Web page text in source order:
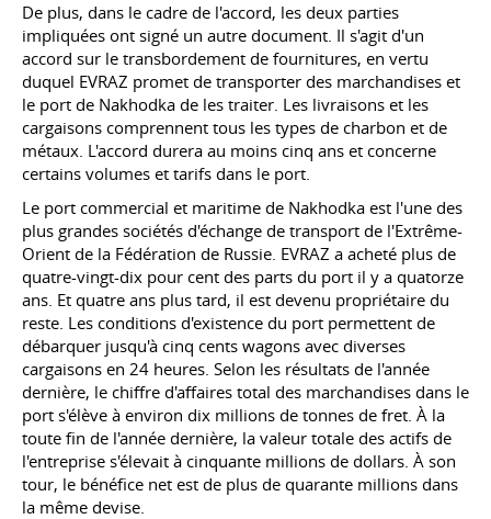
De plus, dans le cadre de l'accord, les deux parties
impliquées ont signé un autre document. Il s'agit d'un
accord sur le transbordement de fournitures, en vertu
duquel EVRAZ promet de transporter des marchandises et
le port de Nakhodka de les traiter. Les livraisons et les
cargaisons comprennent tous les types de charbon et de
métaux. L'accord durera au moins cinq ans et concerne
certains volumes et tarifs dans le port.
Le port commercial et maritime de Nakhodka est l'une des
plus grandes sociétés d'échange de transport de l'Extrême-
Orient de la Fédération de Russie. EVRAZ a acheté plus de
quatre-vingt-dix pour cent des parts du port il y a quatorze
ans. Et quatre ans plus tard, il est devenu propriétaire du
reste. Les conditions d'existence du port permettent de
débarquer jusqu'à cinq cents wagons avec diverses
cargaisons en 24 heures. Selon les résultats de l'année
dernière, le chiffre d'affaires total des marchandises dans le
port s'élève à environ dix millions de tonnes de fret. À la
toute fin de l'année dernière, la valeur totale des actifs de
l'entreprise s'élevait à cinquante millions de dollars. À son
tour, le bénéfice net est de plus de quarante millions dans
la même devise.